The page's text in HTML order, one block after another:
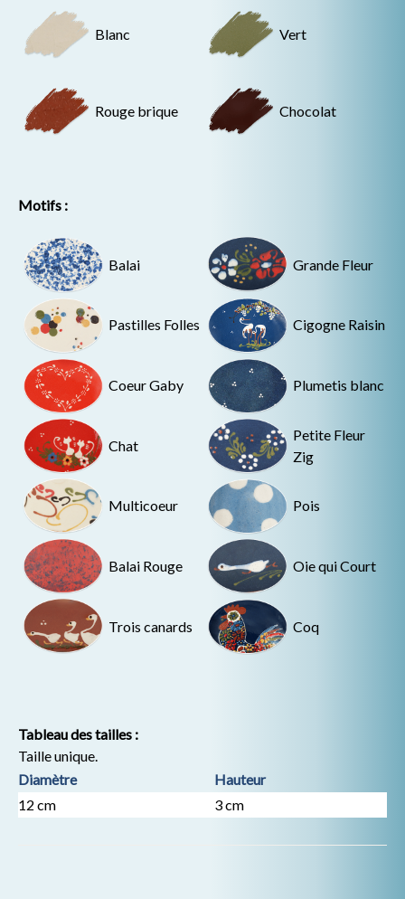
Blanc Vert
Rouge brique Chocolat
Motifs :
Balai Grande Fleur
Pastilles Folles Cigogne Raisin
Coeur Gaby Plumetis blanc
Chat
Petite Fleur
Zig
Multicoeur Pois
Balai Rouge Oie qui Court
Trois canards Coq
Tableau des tailles :
Taille unique.
Diamètre
Hauteur
12 cm
3 cm